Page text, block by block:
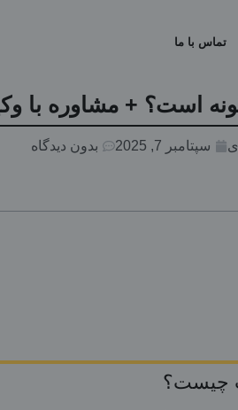
تماس با ما
است؟ + مشاوره با
سپتامبر 7, 2025 بدون دیدگاه
چیست؟